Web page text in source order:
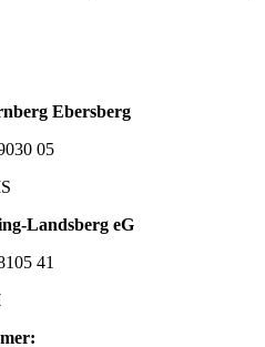
Ebersberg
05
Landsberg eG
41